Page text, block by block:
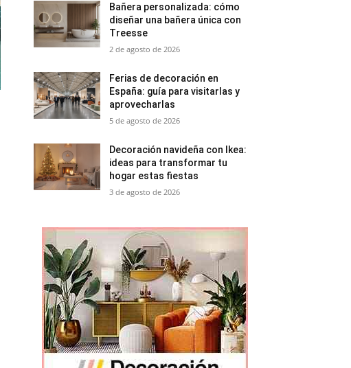
Bañera personalizada: cómo
diseñar una bañera única con
Treesse
2 de agosto de 2026
Ferias de decoración en
España: guía para visitarlas y
aprovecharlas
5 de agosto de 2026
Decoración navideña con Ikea:
ideas para transformar tu
hogar estas fiestas
3 de agosto de 2026